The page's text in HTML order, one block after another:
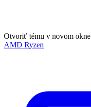
Otvoriť tému v novom okne
AMD Ryzen